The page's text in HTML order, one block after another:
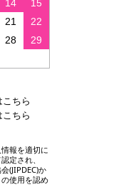
14
15
21
22
28
29
ちら
ちら
報を適切に
定され、
(JIPDEC)か
使用を認め